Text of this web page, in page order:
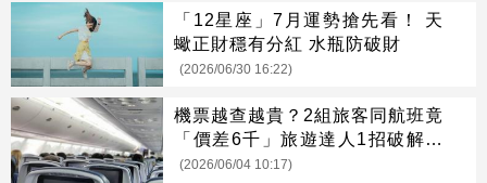
「12星座」7月運勢搶先看！ 天
蠍正財穩有分紅 水瓶防破財
(2026/06/30 16:22)
機票越查越貴？2組旅客同航班竟
「價差6千」旅遊達人1招破解迷
思
(2026/06/04 10:17)